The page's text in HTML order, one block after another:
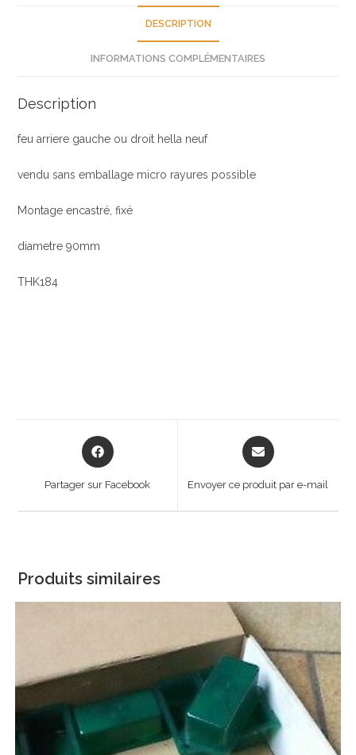
DESCRIPTION
INFORMATIONS COMPLÉMENTAIRES
Description
feu arriere gauche ou droit hella neuf
vendu sans emballage micro rayures possible
Montage encastré, fixé
diametre 90mm
THK184
Opens
in
Partager sur Facebook
Opens
in
new
Envoyer ce produit par e-mail
Produits similaires